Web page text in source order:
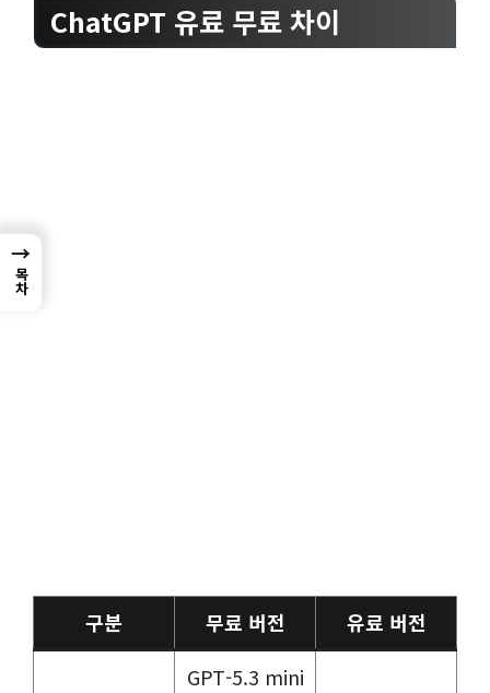
ChatGPT 유료 무료 차이
구분 무료 버전 유료 버전
GPT-5.3 mini
→
목차